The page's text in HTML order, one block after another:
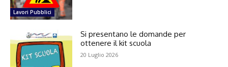
Lavori Pubblici
Si presentano le domande per
ottenere il kit scuola
20 Luglio 2026